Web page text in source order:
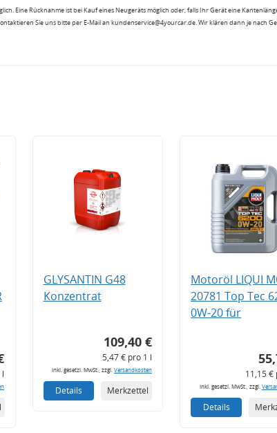
Eine Rücknahme ist bei Kauf eines Neugeräts möglich oder, falls Ihr Gerät eine
Sie uns bitte per E-Mail an kundenservice@4yourcar.de. Wir klären dann je nach
l
GLYSANTIN G48
Konzentrat
109,40 €
5,47 € pro 1 l
inkl. gesetzl. MwSt., zzgl. Versandkosten
Details Merkzettel
Motoröl LIQUI
20781 Top Tec
0W-20 für
11,15 €
inkl. gesetzl. MwSt., zzgl.
Details